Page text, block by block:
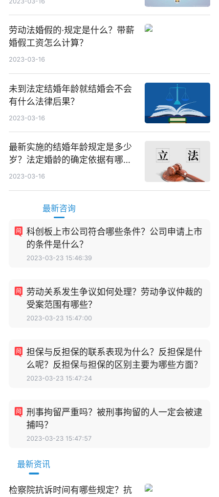
劳动法婚假的·规定是什么？带薪
婚假工资怎么计算？
2023-03-16
未到法定结婚年龄就结婚会不会
有什么法律后果？
2023-03-16
最新实施的结婚年龄规定是多少
岁？法定婚龄的确定依据有哪
些？
2023-03-16
最新咨询
科创板上市公司符合哪些条件？公司申请上市
的条件是什么？
2023-03-23 15:46:39
劳动关系发生争议如何处理？劳动争议仲裁的
受案范围有哪些？
2023-03-23 15:47:00
担保与反担保的联系表现为什么？反担保是什
么呢？反担保与担保的区别主要为哪些方面？
2023-03-23 15:47:24
刑事拘留严重吗？被刑事拘留的人一定会被逮
捕吗？
2023-03-23 15:47:57
最新资讯
检察院抗诉时间有哪些规定？抗